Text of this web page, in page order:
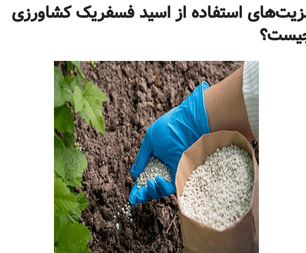
استفاده از اسید فسفریک کشاورزی